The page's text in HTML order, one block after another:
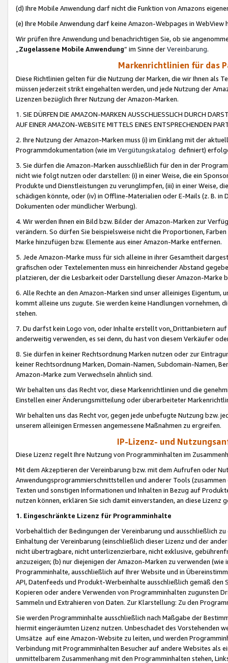
(d) Ihre Mobile Anwendung darf nicht die Funktion von Amazons
(e) Ihre Mobile Anwendung darf keine Amazon-Webpages in WebView
Wir prüfen Ihre Anwendung und benachrichtigen Sie, ob sie
„Zugelassene Mobile Anwendung“ im Sinne derVereinbarung.
Markenrichtlinien für das
Diese Richtlinien gelten für die Nutzung der Marken, die wir Ihnen als
müssen jederzeit strikt eingehalten werden, und jede Nutzung der
Lizenzen bezüglich Ihrer Nutzung der Amazon-Marken.
1. SIE DÜRFEN DIE AMAZON-MARKEN AUSSCHLIESSLICH DURCH
AUF EINER AMAZON-WEBSITE MITTELS EINES ENTSPRECHENDEN
2. Ihre Nutzung der Amazon-Marken muss (i) im Einklang mit der
Programmdokumentation (wie im Vergütungskatalog definiert)
3. Sie dürfen die Amazon-Marken ausschließlich für den in der
nicht wie folgt nutzen oder darstellen: (i) in einer Weise, die ein
Produkte und Dienstleistungen zu verunglimpfen, (iii) in einer Weise,
schädigen könnte, oder (iv) in Offline-Materialien oder E-Mails (z. B. in
Dokumenten oder mündlicher Werbung).
4. Wir werden Ihnen ein Bild bzw. Bilder der Amazon-Marken zur
verändern. So dürfen Sie beispielsweise nicht die Proportionen,
Marke hinzufügen bzw. Elemente aus einer Amazon-Marke entfernen.
5. Jede Amazon-Marke muss für sich alleine in ihrer Gesamtheit
grafischen oder Textelementen muss ein hinreichender Abstand
platzieren, der die Lesbarkeit oder Darstellung dieser Amazon-Marke
6. Alle Rechte an den Amazon-Marken sind unser alleiniges
kommt alleine uns zugute. Sie werden keine Handlungen vornehmen,
stehen.
7. Du darfst kein Logo von, oder Inhalte erstellt von,Drittanbietern auf
anderweitig verwenden, es sei denn, du hast von diesem Verkäufer
8. Sie dürfen in keiner Rechtsordnung Marken nutzen oder zur
keiner Rechtsordnung Marken, Domain-Namen, Subdomain-Namen,
Amazon-Marke zum Verwechseln ähnlich sind.
Wir behalten uns das Recht vor, diese Markenrichtlinien und die
Einstellen einer Änderungsmitteilung oder überarbeiteter
Wir behalten uns das Recht vor, gegen jede unbefugte Nutzung bzw.
unserem alleinigen Ermessen angemessene Maßnahmen zu ergreifen.
IP-Lizenz- und
Diese Lizenz regelt Ihre Nutzung von Programminhalten im
Mit dem Akzeptieren der Vereinbarung bzw. mit dem Aufrufen oder
Anwendungsprogrammierschnittstellen und anderer Tools (zusammen
Texten und sonstigen Informationen und Inhalten in Bezug auf
nutzen können, erklären Sie sich damit einverstanden, an diese Lizenz
1. Eingeschränkte Lizenz für Programminhalte
Vorbehaltlich der Bedingungen der Vereinbarung und ausschließlich
Einhaltung der Vereinbarung (einschließlich dieser Lizenz und der
nicht übertragbare, nicht unterlizenzierbare, nicht exklusive,
anzuzeigen; (b) nur diejenigen der Amazon-Marken zu verwenden
Programminhalte, ausschließlich auf Ihrer Website und in
API, Datenfeeds und Produkt-Werbeinhalte ausschließlich gemäß
Kopieren oder andere Verwenden von Programminhalten zugunsten
Sammeln und Extrahieren von Daten. Zur Klarstellung: Zu den
Sie werden Programminhalte ausschließlich nach Maßgabe der
hiermit eingeräumten Lizenz nutzen. Unbeschadet des Vorstehenden
Umsätze auf eine Amazon-Website zu leiten, und werden
Verbindung mit Programminhalten Besucher auf andere Websites als
unmittelbarem Zusammenhang mit den Programminhalten stehen,